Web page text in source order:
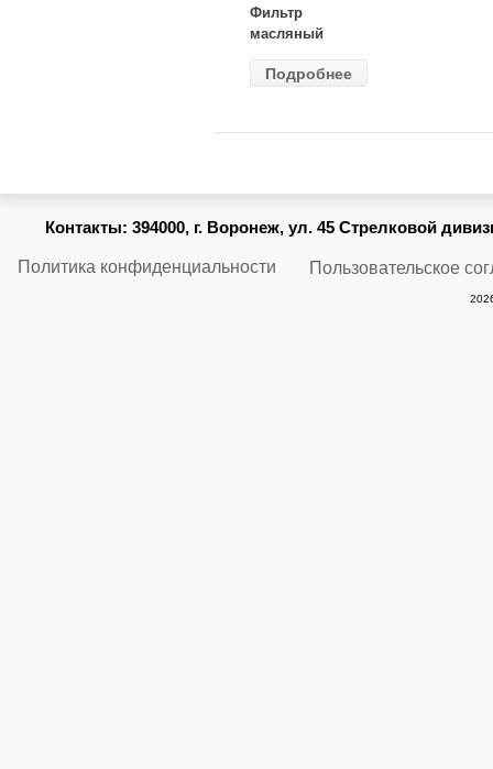
Фильтр
масляный
(MANN) W
Подробнее
Контакты: 394000, г. Воронеж, ул. 45 Стрелковой
Политика конфиденциальности Пользовательское